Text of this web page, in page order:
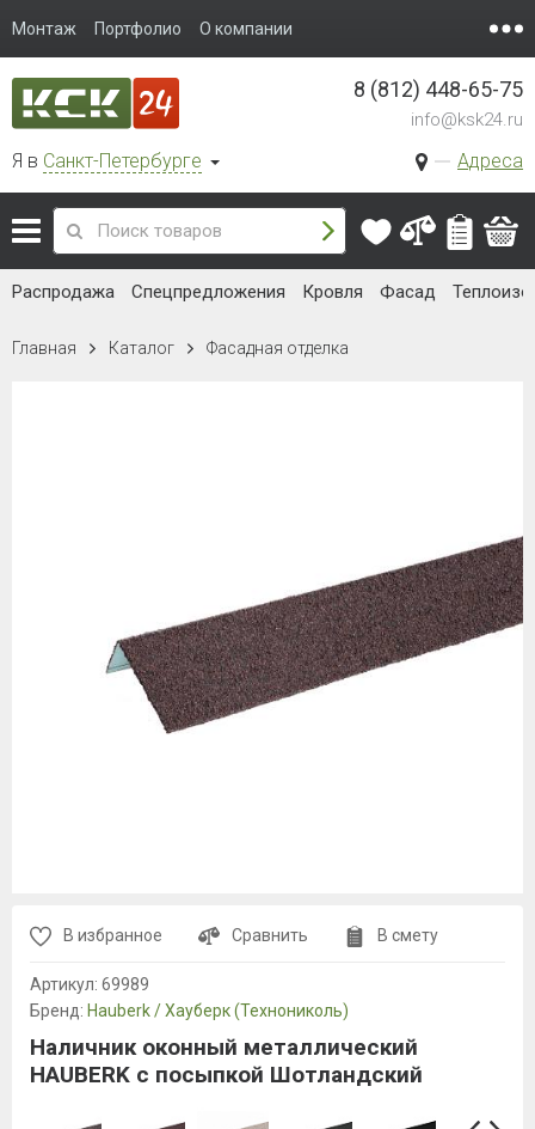
Монтаж Портфолио О компании
Я в Санкт-Петербурге Адреса
8 (812) 448-65-75
info@ksk24.ru
Распродажа Спецпредложения Кровля Фасад
Главная Каталог Фасадная отделка
В избранное Сравнить В смету
Артикул: 69989
Бренд: Hauberk / Хауберк (Технониколь)
Наличник оконный металлический
HAUBERK с посыпкой Шотландский